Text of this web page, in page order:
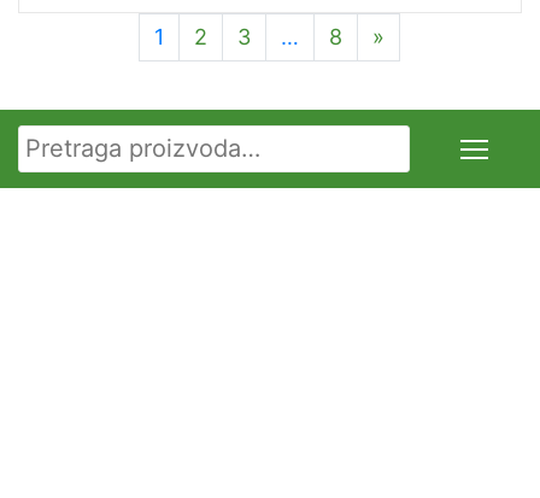
1 2 3 … 8 »
Pretraga za: